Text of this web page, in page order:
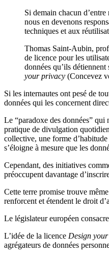
Si demain chacun
nous en devenons
techniques et aux
Thomas Saint-Aubin,
de licence pour les
données qu’ils
your privacy (Concevez
Si les internautes ont pesé de
données qui les concernent
Le “paradoxe des données” qui
pratique de divulgation
collective, une forme
s’éloigne à mesure que les
Cependant, des initiatives
préoccupent davantage
Cette terre promise trouve
renforcent et étendent le droit
Le législateur européen
L’idée de la licence Design
agrégateurs de données